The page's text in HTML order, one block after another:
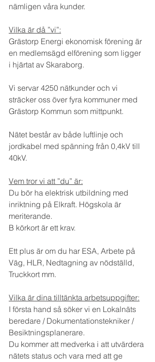
nämligen våra kunder.
Vilka är då ”vi”:
Grästorp Energi ekonomisk förening är
en medlemsägd elförening som ligger
i hjärtat av Skaraborg.
Vi servar 4250 nätkunder och vi
sträcker oss över fyra kommuner med
Grästorp Kommun som mittpunkt.
Nätet består av både luftlinje och
jordkabel med spänning från 0,4kV till
40kV.
Vem tror vi att ”du” är:
Du bör ha elektrisk utbildning med
inriktning på Elkraft. Högskola är
meriterande.
B körkort är ett krav.
Ett plus är om du har ESA, Arbete på
Väg, HLR, Nedtagning av nödställd,
Truckkort mm.
Vilka är dina tilltänkta arbetsuppgifter:
I första hand så söker vi en Lokalnäts
beredare / Dokumentationstekniker /
Besiktningsplanerare.
Du kommer att medverka i att utvärdera
nätets status och vara med att ge